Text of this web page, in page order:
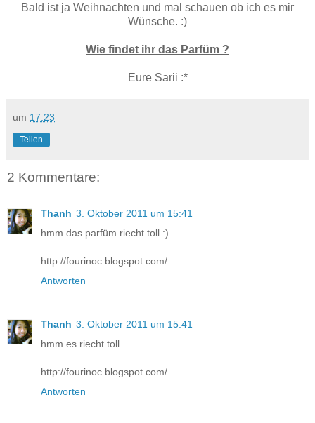
Bald ist ja Weihnachten und mal schauen ob ich es mir
Wünsche. :)
Wie findet ihr das Parfüm ?
Eure Sarii :*
um 17:23
Teilen
2 Kommentare:
Thanh 3. Oktober 2011 um 15:41
hmm das parfüm riecht toll :)
http://fourinoc.blogspot.com/
Antworten
Thanh 3. Oktober 2011 um 15:41
hmm es riecht toll
http://fourinoc.blogspot.com/
Antworten